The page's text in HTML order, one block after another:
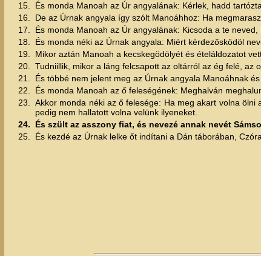
15.
És monda Manoah az Úr angyalának: Kérlek, hadd
16.
De az Úrnak angyala így szólt Manoáhhoz: Ha
17.
És monda Manoah az Úr angyalának: Kicsoda a te
18.
És monda néki az Úrnak angyala: Miért kérdezősködöl
19.
Mikor aztán Manoah a kecskegödölyét és ételáldozatot
20.
Tudniillik, mikor a láng felcsapott az oltárról az ég felé, az
21.
És többé nem jelent meg az Úrnak angyala Manoáhnak
22.
És monda Manoah az ő feleségének: Meghalván
23.
Akkor monda néki az ő felesége: Ha meg akart volna
pedig nem hallatott volna velünk ilyeneket.
24.
És szült az asszony fiat, és nevezé annak nevét
25.
És kezdé az Úrnak lelke őt indítani a Dán táborában,